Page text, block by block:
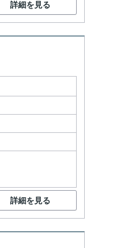
詳細を見る
詳細を見る